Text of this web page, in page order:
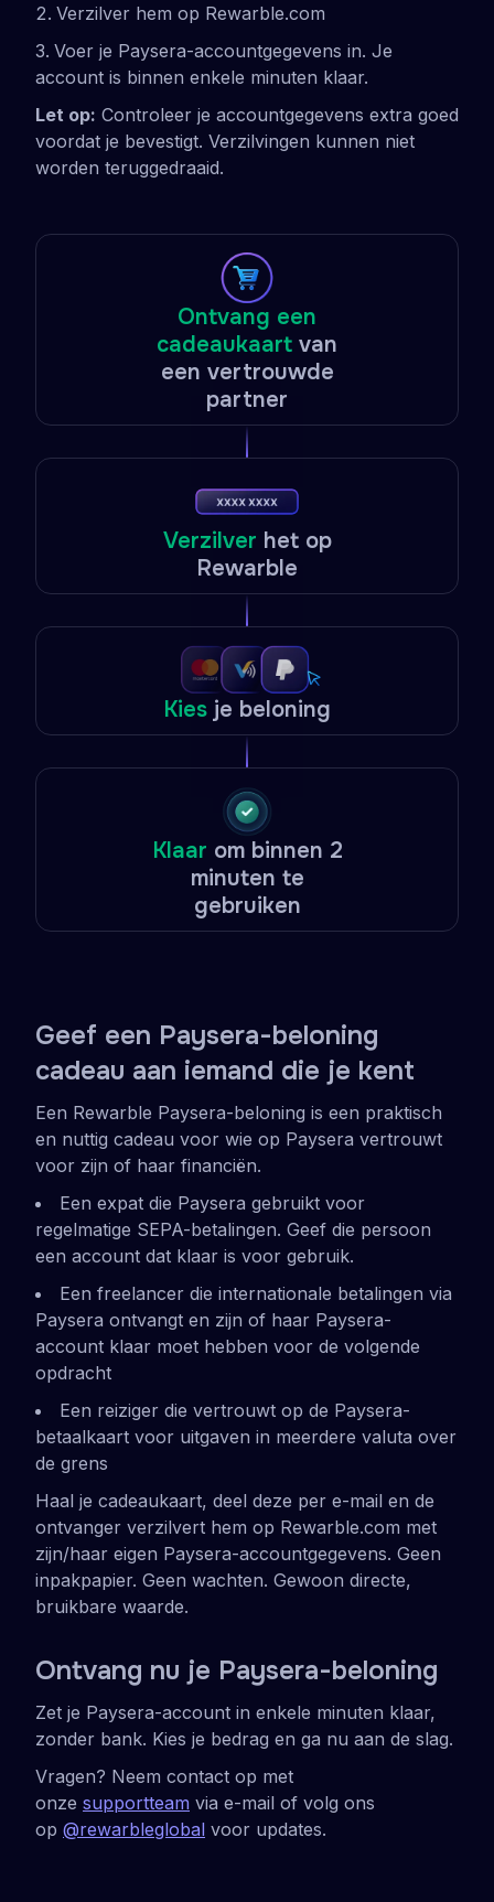
Verzilver hem op Rewarble.com
Voer je Paysera-accountgegevens in. Je
account is binnen enkele minuten klaar.
Let op: Controleer je accountgegevens extra goed
voordat je bevestigt. Verzilvingen kunnen niet
worden teruggedraaid.
Ontvang een
cadeaukaart van
een vertrouwde
partner
Verzilver het op
Rewarble
Kies je beloning
Klaar om binnen 2
minuten te
gebruiken
Geef een Paysera-beloning
cadeau aan iemand die je kent
Een Rewarble Paysera-beloning is een praktisch
en nuttig cadeau voor wie op Paysera vertrouwt
voor zijn of haar financiën.
Een expat die Paysera gebruikt voor
regelmatige SEPA-betalingen. Geef die persoon
een account dat klaar is voor gebruik.
Een freelancer die internationale betalingen via
Paysera ontvangt en zijn of haar Paysera-
account klaar moet hebben voor de volgende
opdracht
Een reiziger die vertrouwt op de Paysera-
betaalkaart voor uitgaven in meerdere valuta over
de grens
Haal je cadeaukaart, deel deze per e-mail en de
ontvanger verzilvert hem op Rewarble.com met
zijn/haar eigen Paysera-accountgegevens. Geen
inpakpapier. Geen wachten. Gewoon directe,
bruikbare waarde.
Ontvang nu je Paysera-beloning
Zet je Paysera-account in enkele minuten klaar,
zonder bank. Kies je bedrag en ga nu aan de slag.
Vragen? Neem contact op met
onze supportteam via e-mail of volg ons
op @rewarbleglobal voor updates.